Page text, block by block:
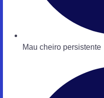
Mau cheiro persistente